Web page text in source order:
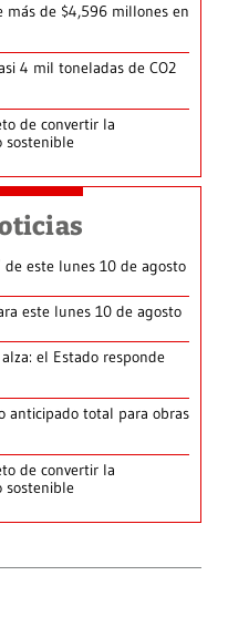
más de $4,596 millones en
4 mil toneladas de CO2
de convertir la
sostenible
de este lunes 10 de agosto
este lunes 10 de agosto
el Estado responde
anticipado total para obras
de convertir la
sostenible